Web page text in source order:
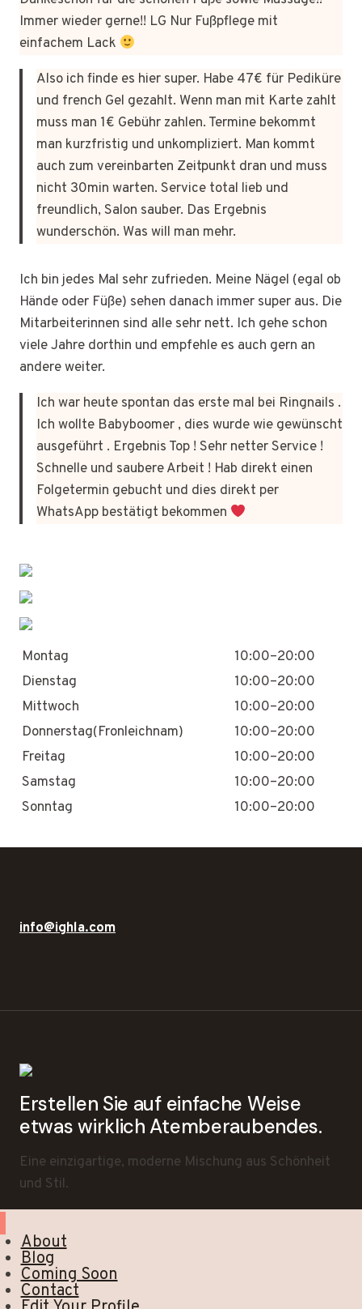
Immer wieder gerne!! LG Nur Fußpflege mit
einfachem Lack
Also ich finde es hier super. Habe 47€ für Pediküre
und french Gel gezahlt. Wenn man mit Karte zahlt
muss man 1€ Gebühr zahlen. Termine bekommt
man kurzfristig und unkompliziert. Man kommt
auch zum vereinbarten Zeitpunkt dran und muss
nicht 30min warten. Service total lieb und
freundlich, Salon sauber. Das Ergebnis
wunderschön. Was will man mehr.
Ich bin jedes Mal sehr zufrieden. Meine Nägel (egal ob
Hände oder Füße) sehen danach immer super aus. Die
Mitarbeiterinnen sind alle sehr nett. Ich gehe schon
viele Jahre dorthin und empfehle es auch gern an
andere weiter.
Ich war heute spontan das erste mal bei Ringnails .
Ich wollte Babyboomer , dies wurde wie gewünscht
ausgeführt . Ergebnis Top ! Sehr netter Service !
Schnelle und saubere Arbeit ! Hab direkt einen
Folgetermin gebucht und dies direkt per
WhatsApp bestätigt bekommen
Montag
10:00–20:00
Dienstag
10:00–20:00
Mittwoch
10:00–20:00
Donnerstag(Fronleichnam)
10:00–20:00
Freitag
10:00–20:00
Samstag
10:00–20:00
Sonntag
10:00–20:00
info@ighla.com
Erstellen Sie auf einfache Weise
etwas wirklich Atemberaubendes.
Eine einzigartige, moderne Mischung aus Schönheit
und Stil.
About
Blog
Coming Soon
Contact